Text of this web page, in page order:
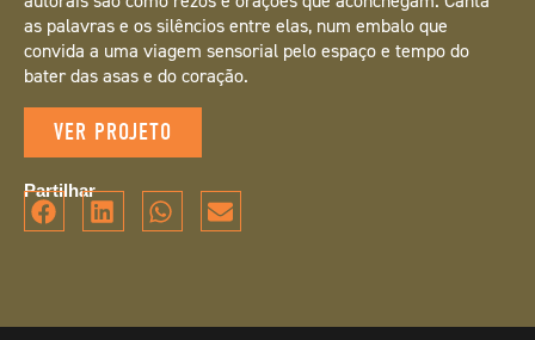
as palavras e os silêncios entre elas, num embalo que
convida a uma viagem sensorial pelo espaço e tempo do
bater das asas e do coração.
VER PROJETO
Partilhar